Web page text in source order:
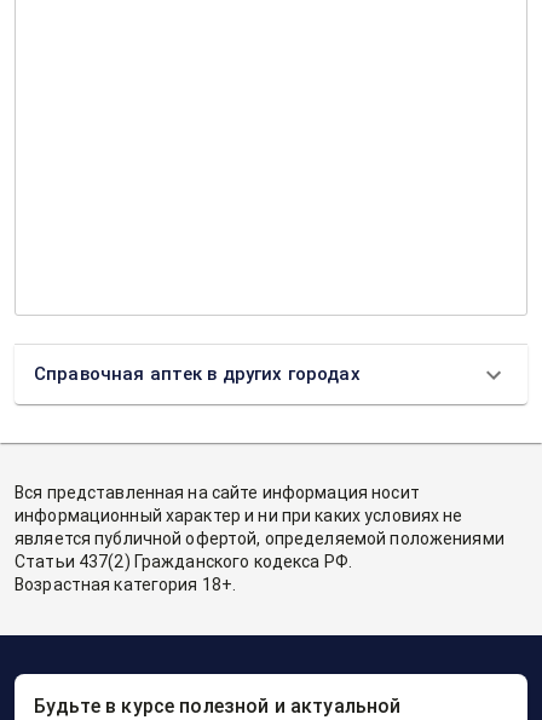
Справочная аптек в других городах
Вся представленная на сайте информация носит
информационный характер и ни при каких условиях не
является публичной офертой, определяемой положениями
Статьи 437(2) Гражданского кодекса РФ.
Возрастная категория 18+.
Будьте в курсе полезной и актуальной